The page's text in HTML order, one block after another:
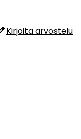
Kirjoita arvostelu